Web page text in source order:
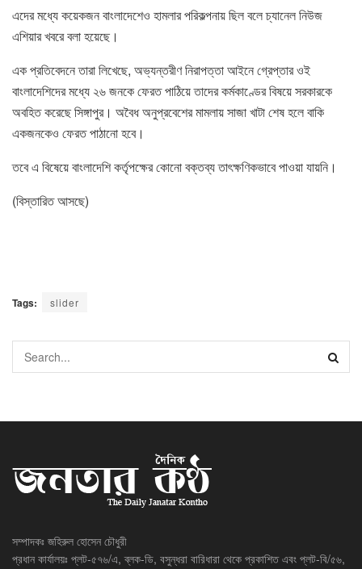
এদের মধ্যে কয়েকজন বাংলাদেশেও হামলার পরিকল্পনায় ছিল বলে চ্যানেল নিউজ
এশিয়ার খবরে বলা হয়েছে।
এক প্রতিবেদনে তারা লিখেছে, অভ্যন্তরীণ নিরাপত্তা আইনে গ্রেপ্তার ওই
বাংলাদেশিদের মধ্যে ২৬ জনকে ফেরত পাঠিয়ে তাদের কর্মকাণ্ডের বিষয়ে সরকারকে
অবহিত করেছে সিঙ্গাপুর। অবৈধ অনুপ্রবেশের মামলায় সাজা খাটা শেষ হলে বাকি
একজনকেও ফেরত পাঠানো হবে।
তবে এ বিষেয়ে বাংলাদেশি কর্তৃপক্ষের কোনো বক্তব্য তাৎক্ষণিকভাবে পাওয়া যায়নি।
(বিস্তারিত আসছে)
Tags: slider
সম্পাদকঃ জহিরুল হোসেন চৌধুরী
প্রধান কার্যালয়ঃ প্লট-৫৭৬/এ, ব্লক-ডি, বসুন্ধরা বারিধারা থেকে প্রকাশিত এবং প্লট-বি/৫৬,